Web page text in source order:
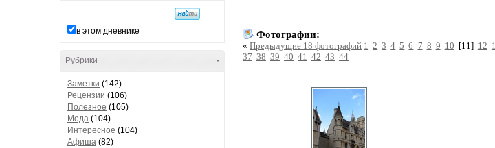
в этом дневнике
-
Рубрики
Заметки (142)
Рецензии (106)
Полезное (105)
Мода (104)
Интересное (104)
Афиша (82)
Фотографии:
«Предыдущие 18 фотографий 1 2 3 4 5 6 7 8 9 10 [11] 12
37 38 39 40 41 42 43 44